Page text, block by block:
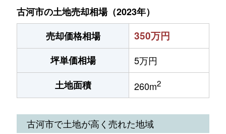
古河市の土地売却相場（2023年）
売却価格相場
350万円
坪単価相場
5万円
土地面積
260m2
古河市で土地が高く売れた地域